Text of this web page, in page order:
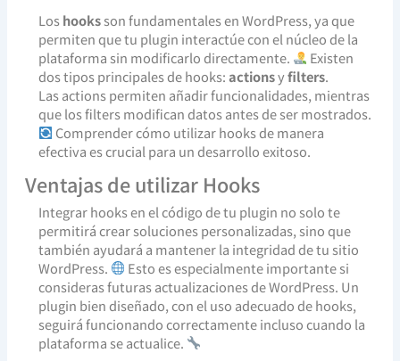
Loshooksson fundamentales en WordPress, ya que
permiten que tu plugin interactúe con el núcleo de la
plataforma sin modificarlo directamente.
Existen
dos tipos principales de hooks:actionsyfilters.
Las actions permiten añadir funcionalidades, mientras
que los filters modifican datos antes de ser mostrados.
Comprender cómo utilizar hooks de manera
efectiva es crucial para un desarrollo exitoso.
Ventajas de utilizar Hooks
Integrar hooks en el código de tu plugin no solo te
permitirá crear soluciones personalizadas, sino que
también ayudará a mantener la integridad de tu sitio
WordPress.
Esto es especialmente importante si
consideras futuras actualizaciones de WordPress. Un
plugin bien diseñado, con el uso adecuado de hooks,
seguirá funcionando correctamente incluso cuando la
plataforma se actualice.